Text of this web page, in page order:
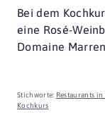
Bei dem
eine Rosé-
Domaine
Stichworte: Restaurants in
Kochkurs